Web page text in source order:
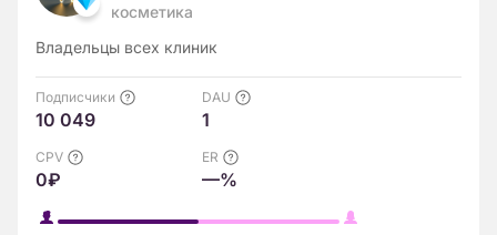
косметика
Владельцы всех клиник
Подписчики
10 049
DAU
1
CPV
0₽
ER
—%